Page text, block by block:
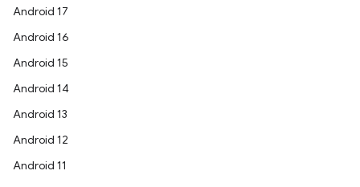
Android 17
Android 16
Android 15
Android 14
Android 13
Android 12
Android 11